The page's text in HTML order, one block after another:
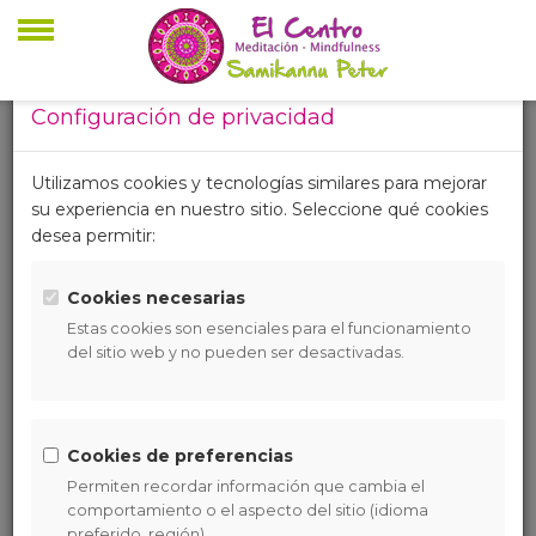
Política de
Cookies de
nuestro sitio web
En nuestra web utilizamos cookies con el objetivo de
prestar un mejor servicio y proporcionarte una mejor
cookies que utilizamos, detallando a continuación, que es
una cookie, para que sirve, que tipos de cookies utilizamos,
cuales son su finalidad y como puedes configurarlas o
deshabilitarlas si así lo deseas.
Configuración de privacidad
Utilizamos cookies y tecnologías similares para mejorar
su experiencia en nuestro sitio. Seleccione qué cookies
desea permitir:
Cookies necesarias
Estas cookies son esenciales para el funcionamiento
del sitio web y no pueden ser desactivadas.
Cookies de preferencias
Permiten recordar información que cambia el
comportamiento o el aspecto del sitio (idioma